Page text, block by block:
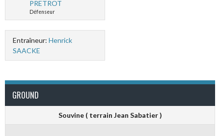
PRETROT
Défenseur
Entraîneur: Henrick
SAACKE
GROUND
Souvine ( terrain Jean Sabatier )